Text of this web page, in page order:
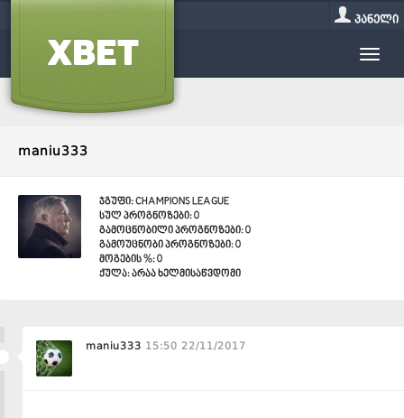
პანელი
maniu333
ჯგუფი: CHAMPIONS LEAGUE
სულ პროგნოზები: 0
გამოცნობილი პროგნოზები: 0
გამოუცნობი პროგნოზები: 0
მოგების %: 0
ქულა: არაა ხელმისაწვდომი
maniu333 15:50 22/11/2017